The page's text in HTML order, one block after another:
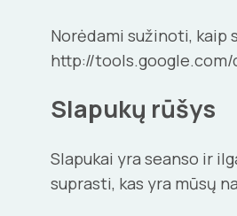
Norėdami sužinoti, kaip
http://
Slapukų rūšys
Slapukai yra seanso ir
suprasti, kas yra mūsų